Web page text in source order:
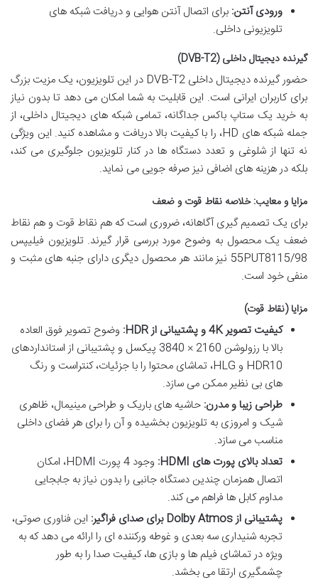
ورودی آنتن: برای اتصال آنتن هوایی و دریافت شبکه های
تلویزیونی داخلی.
گیرنده دیجیتال داخلی (DVB-T2)
حضور گیرنده دیجیتال داخلی DVB-T2 در این تلویزیون، یک مزیت بزرگ
برای کاربران ایرانی است. این قابلیت به شما امکان می دهد تا بدون نیاز
به خرید یک ستاپ باکس جداگانه، تمامی شبکه های دیجیتال داخلی، از
جمله شبکه های HD، را با کیفیت بالا دریافت و مشاهده کنید. این ویژگی
نه تنها از شلوغی و تعدد دستگاه ها در کنار تلویزیون جلوگیری می کند،
بلکه در هزینه های اضافی نیز صرفه جویی می نماید.
مزایا و معایب: خلاصه نقاط قوت و ضعف
برای یک تصمیم گیری آگاهانه، ضروری است که هم نقاط قوت و هم نقاط
ضعف یک محصول به وضوح مورد بررسی قرار گیرند. تلویزیون فیلیپس
55PUT8115/98 نیز مانند هر محصول دیگری دارای جنبه های مثبت و
منفی خود است.
مزایا (نقاط قوت)
کیفیت تصویر 4K و پشتیبانی از HDR:
وضوح تصویر فوق العاده
بالا با رزولوشن 2160 × 3840 پیکسل و پشتیبانی از استانداردهای
HDR10 و HLG، تماشای محتوا را با جزئیات، کنتراست و رنگ
های بی نظیر ممکن می سازد.
طراحی زیبا و مدرن: حاشیه های باریک و طراحی مینیمال، ظاهری
شیک و امروزی به تلویزیون بخشیده و آن را برای هر فضای داخلی
مناسب می سازد.
تعداد بالای پورت های HDMI:
وجود 4 پورت HDMI، امکان
اتصال همزمان چندین دستگاه جانبی را بدون نیاز به جابجایی
مداوم کابل ها فراهم می کند.
پشتیبانی از Dolby Atmos برای صدای فراگیر:
این فناوری صوتی،
تجربه شنیداری سه بعدی و غوطه ورکننده ای را ارائه می دهد که به
ویژه در تماشای فیلم ها و بازی ها، کیفیت صدا را به طور
چشمگیری ارتقا می بخشد.